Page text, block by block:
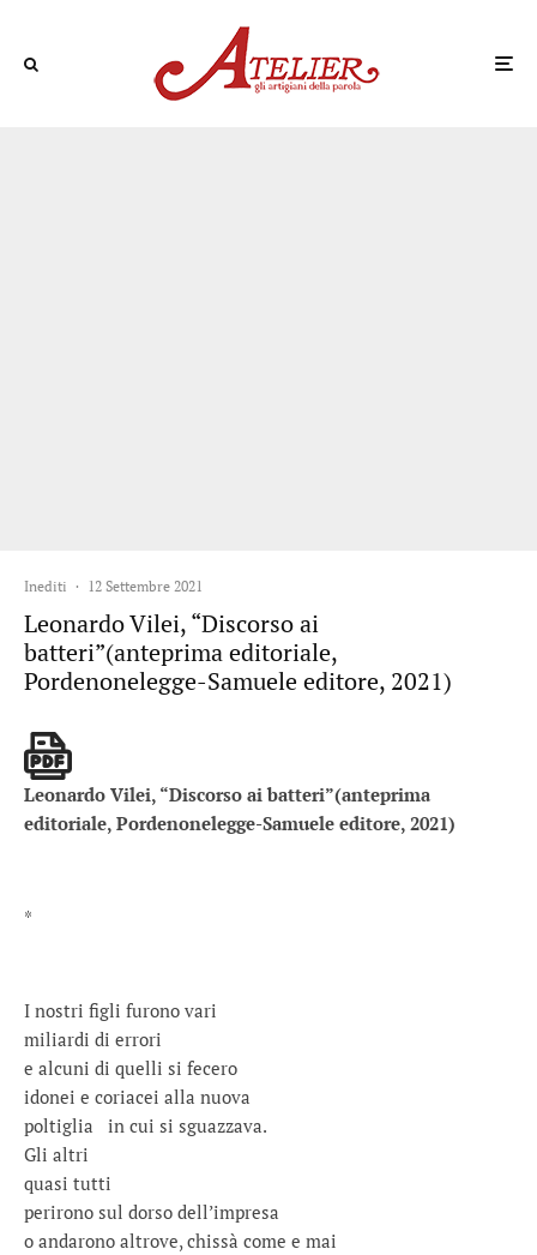
Inediti · 12 Settembre 2021
Leonardo Vilei, “Discorso ai
batteri”(anteprima editoriale,
Pordenonelegge-Samuele editore, 2021)
Leonardo Vilei, “Discorso ai batteri”(anteprima
editoriale, Pordenonelegge-Samuele editore, 2021)
*
I nostri figli furono vari
miliardi di errori
e alcuni di quelli si fecero
idonei e coriacei alla nuova
poltiglia in cui si sguazzava.
Gli altri
quasi tutti
perirono sul dorso dell’impresa
o andarono altrove, chissà come e mai